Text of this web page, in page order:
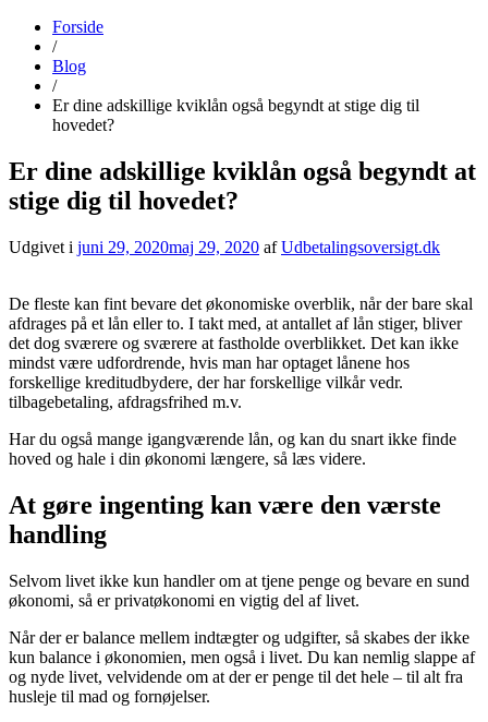
udbetalingsoversigt.dk
Find alle datoer for udbetaling fra det offentlige her
Forside
/
Blog
/
Er dine adskillige kviklån også begyndt at stige dig til
hovedet?
Er dine adskillige kviklån også begyndt at
stige dig til hovedet?
Udgivet i juni 29, 2020maj 29, 2020 afUdbetalingsoversigt.dk
De fleste kan fint bevare det økonomiske overblik, når der bare skal
afdrages på et lån eller to. I takt med, at antallet af lån stiger, bliver
det dog sværere og sværere at fastholde overblikket. Det kan ikke
mindst være udfordrende, hvis man har optaget lånene hos
forskellige kreditudbydere, der har forskellige vilkår vedr.
tilbagebetaling, afdragsfrihed m.v.
Har du også mange igangværende lån, og kan du snart ikke finde
hoved og hale i din økonomi længere, så læs videre.
At gøre ingenting kan være den værste
handling
Selvom livet ikke kun handler om at tjene penge og bevare en sund
økonomi, så er privatøkonomi en vigtig del af livet.
Når der er balance mellem indtægter og udgifter, så skabes der ikke
kun balance i økonomien, men også i livet. Du kan nemlig slappe af
og nyde livet, velvidende om at der er penge til det hele – til alt fra
husleje til mad og fornøjelser.